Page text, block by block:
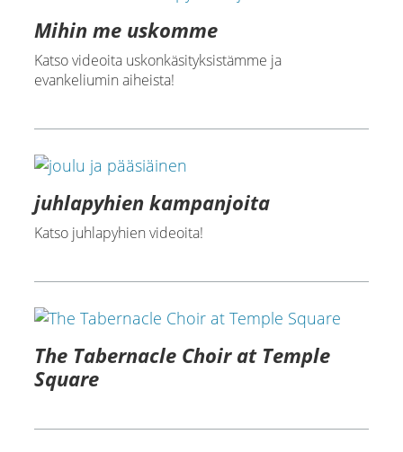
Mihin me uskomme
Katso videoita uskonkäsityksistämme ja
evankeliumin aiheista!
juhlapyhien kampanjoita
Katso juhlapyhien videoita!
The Tabernacle Choir at Temple
Square